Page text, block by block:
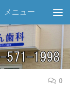
メニュー
0